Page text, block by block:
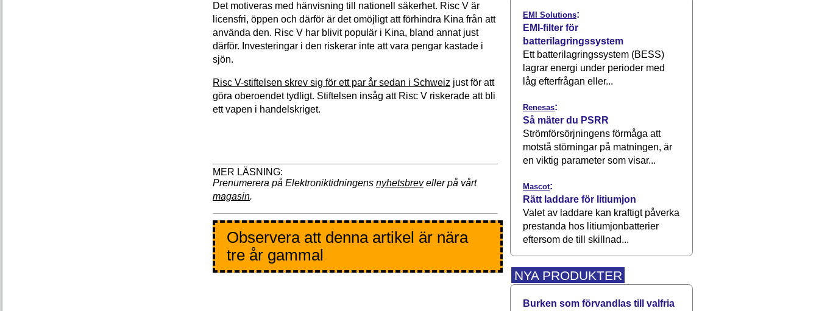
Det motiveras med hänvisning till nationell säkerhet. Risc V är
licensfri, öppen och därför är det omöjligt att förhindra Kina från att
använda den. Risc V har blivit populär i Kina, bland annat just
därför. Investeringar i den riskerar inte att vara pengar kastade i
sjön.
Risc V-stiftelsen skrev sig för ett par år sedan i Schweiz just för att
göra oberoendet tydligt. Stiftelsen insåg att Risc V riskerade att bli
ett vapen i handelskriget.
Prenumerera på Elektroniktidningens nyhetsbreveller på vårt
magasin.
Observera att denna artikel är nära
tre år gammal
EMI Solutions:
EMI-filter för
batterilagringssystem
Ett batterilagringssystem (BESS)
lagrar energi under perioder med
låg efterfrågan eller...
Renesas:
Så mäter du PSRR
Strömförsörjningens förmåga att
motstå störningar på matningen, är
en viktig parameter som visar...
Mascot:
Rätt laddare för litiumjon
Valet av laddare kan kraftigt påverka
prestanda hos litiumjonbatterier
eftersom de till skillnad...
NYA PRODUKTER
Burken som förvandlas till valfria